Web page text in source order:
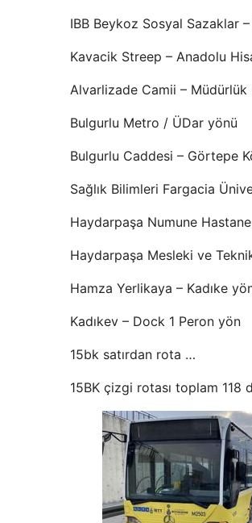
IBB Beykoz Sosyal Sazaklar
Kavacik Streep – Anadolu
Alvarlizade Camii – Müdürlük
Bulgurlu Metro / ÜDar yönü
Bulgurlu Caddesi – Görtepe
Sağlık Bilimleri Fargacia
Haydarpaşa Numune
Haydarpaşa Mesleki ve
Hamza Yerlikaya – Kadıke
Kadıkev – Dock 1 Peron yön
15bk satırdan rota …
15BK çizgi rotası toplam